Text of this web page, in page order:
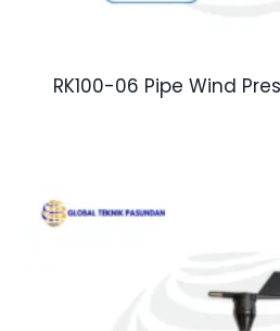
RK100-06 Pipe Wind